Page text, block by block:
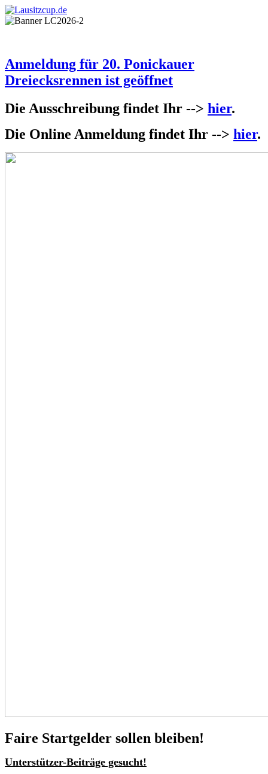
Anmeldung für 20. Ponickauer
Dreiecksrennen ist geöffnet
Die Ausschreibung findet Ihr --> hier.
Die Online Anmeldung findet Ihr --> hier.
Faire Startgelder sollen bleiben!
Unterstützer-Beiträge gesucht!